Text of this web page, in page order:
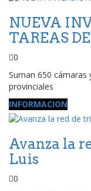
NUEVA
TAREAS
0
Suman 650 cámaras
provinciales
INFORMACION
Avanza la
Luis
0